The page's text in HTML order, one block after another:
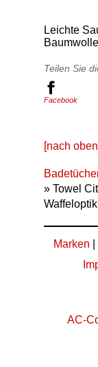
Leichte
Teilen Sie
Facebook
[nach
» Towel
Waffeloptik
Marken
AC-